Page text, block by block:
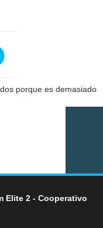
porque es demasiado
Elite 2 - Cooperativo